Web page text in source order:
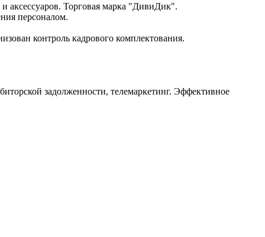
аксессуаров. Торговая марка "ДивиДик".
персоналом.
контроль кадрового комплектования.
задолженности, телемаркетинг. Эффективное